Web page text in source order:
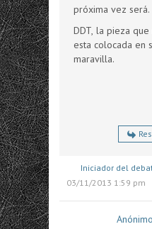
próxima vez será.
DDT, la pieza
esta colocada en
maravilla.
Iniciador del
03/11/2013 1:59 pm
Anónimo